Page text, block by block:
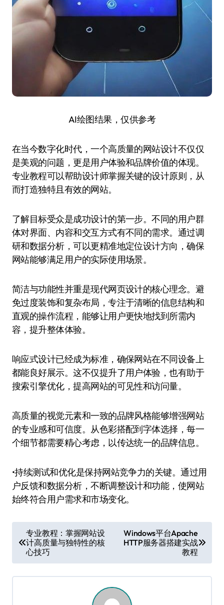
AI绘图结果，仅供参考
在当今数字化时代，一个高质量的网站设计不仅仅
是美观的问题，更是用户体验和品牌价值的体现。
专业教程可以帮助设计师掌握关键的设计原则，从
而打造独特且有效的网站。
了解目标受众是成功设计的第一步。不同的用户群
体对界面、内容和交互方式有不同的需求。通过调
研和数据分析，可以更精准地定位设计方向，确保
网站能够满足用户的实际使用场景。
简洁与功能性并重是现代网页设计的核心理念。避
免过度装饰和复杂布局，专注于清晰的信息结构和
直观的操作流程，能够让用户更快地找到所需内
容，提升整体体验。
响应式设计已经成为标准，确保网站在不同设备上
都能良好展示。这不仅提升了用户体验，也有助于
搜索引擎优化，提高网站的可见性和访问量。
高质量的视觉元素和一致的品牌风格能够增强网站
的专业感和可信度。从色彩搭配到字体选择，每一
个细节都需要精心考虑，以传达统一的品牌信息。
•持续测试和优化是保持网站竞争力的关键。通过用
户反馈和数据分析，不断调整设计和功能，使网站
始终符合用户需求和市场变化。
章
导
航
专业教程：掌握网站设
计高质量与独特性的核
心技巧
Windows平台Apache
HTTP服务器搭建实战
教程